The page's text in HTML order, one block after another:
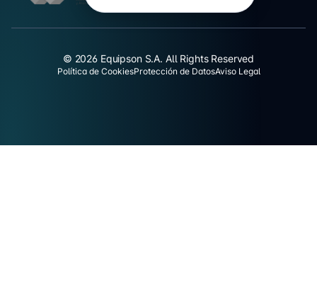
© 2026 Equipson S.A. All Rights Reserved
Política de CookiesProtección de DatosAviso Legal